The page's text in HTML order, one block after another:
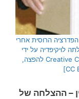
הרוסית אחרי
לויקיפדיה על ידי
Kremlin.ru. קובץ זה הוא בעל רישיון Creative Commons להפצה,
– ההצלחה של